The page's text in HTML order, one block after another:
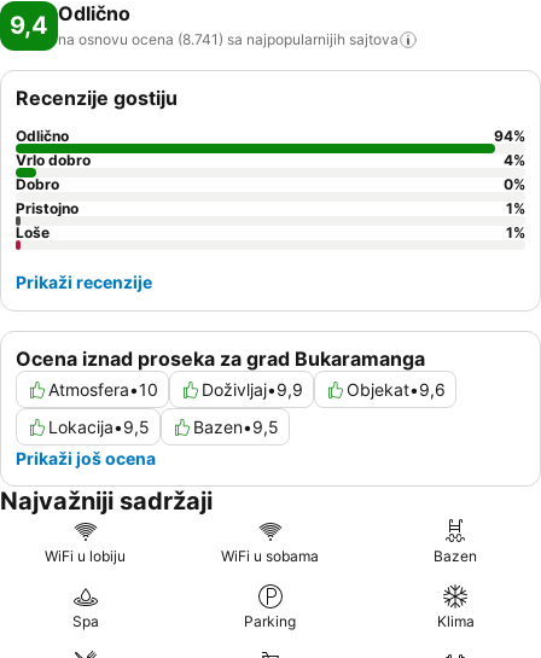
9,4 Odlično
na osnovu ocena (8.741) sa najpopularnijih sajtova
Ocena iznad proseka za grad Bukaramanga
Atmosfera•10 Doživljaj•9,9 Objekat•9,6
Lokacija•9,5 Bazen•9,5
Prikaži još ocena
Recenzije gostiju
Odlično 94%
Vrlo dobro
4%
Dobro
0%
Pristojno
1%
Loše
1%
Prikaži recenzije
Najvažniji sadržaji
WiFi u lobiju WiFi u sobama Bazen
Spa Parking Klima